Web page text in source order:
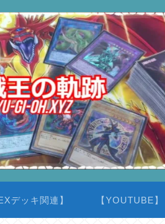
デッキ関連】 【YOUTUBE】